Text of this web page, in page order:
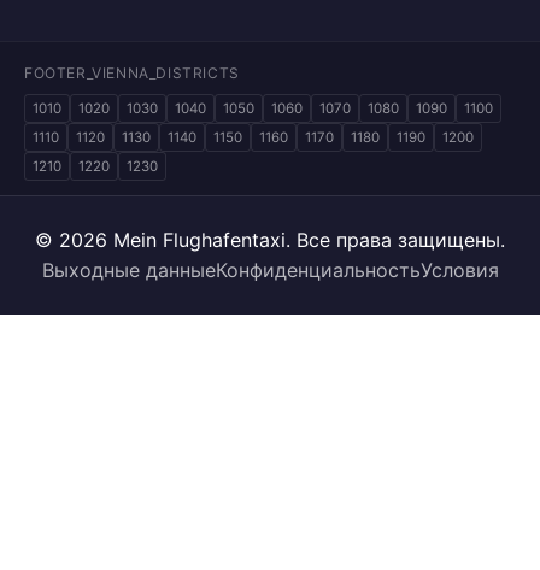
FOOTER_VIENNA_DISTRICTS
1010 1020 1030 1040 1050 1060 1070 1080 1090
1100
1110
1120 1130 1140 1150 1160 1170 1180 1190
1200
1210
1220 1230
© 2026 Mein Flughafentaxi. Все права защищены.
Выходные данныеКонфиденциальностьУсловия